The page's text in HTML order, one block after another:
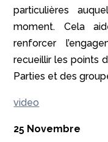
particulières
moment. Cela
renforcer
recueillir les points
Parties et des
video
25 Novembre